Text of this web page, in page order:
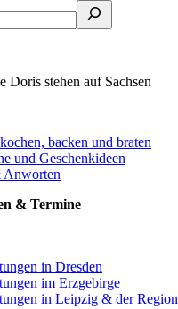
backen und braten
und Geschenkideen
Anworten
& Termine
in Dresden
im Erzgebirge
in Leipzig & der Region